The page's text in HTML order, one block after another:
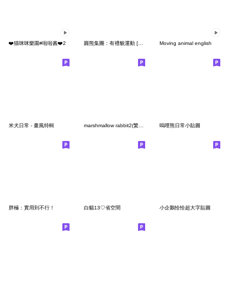
❤️猫咪咪樂園#啦啦酱❤️2 Moving animal english
米犬日常 - 畫風特輯 嗚哩熊日常小貼圖
胖極：實用到不行！ 白貓13♡省空間 小企鵝恰恰超大字貼圖